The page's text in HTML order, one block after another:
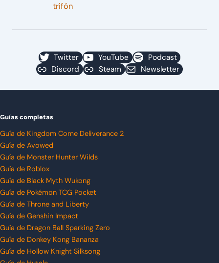
trifón
Twitter YouTube
Podcast
Discord
Steam Newsletter
Guías completas
Guía de Kingdom Come Deliverance 2
Guía de Avowed
Guía de Monster Hunter Wilds
Guía de Roblox
Guía de Black Myth Wukong
Guía de Pokémon TCG Pocket
Guía de Throne and Liberty
Guía de Genshin Impact
Guía de Dragon Ball Sparking Zero
Guía de Donkey Kong Bananza
Guía de Hollow Knight Silksong